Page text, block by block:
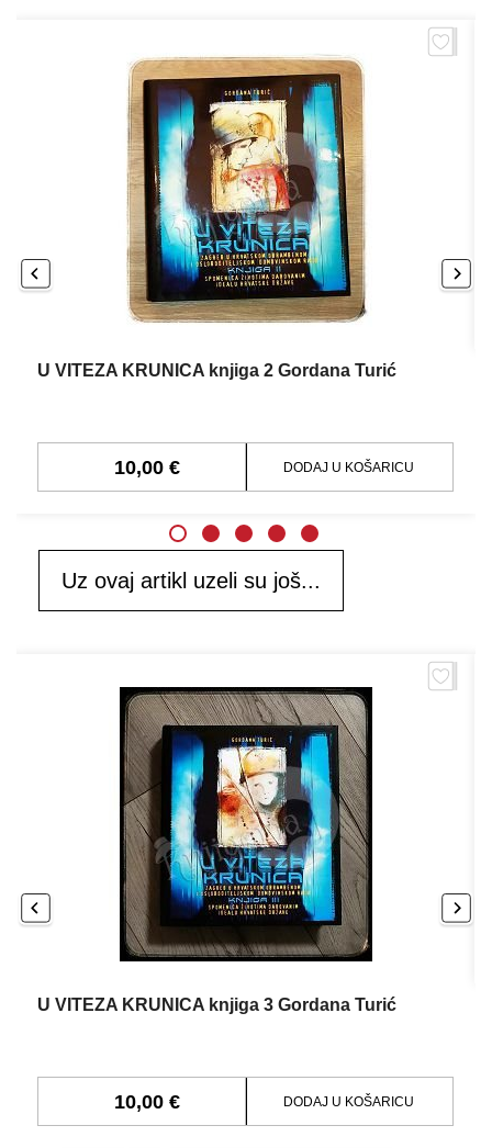
U VITEZA KRUNICA knjiga 2 Gordana Turić
10,00 € DODAJ U KOŠARICU
Uz ovaj artikl uzeli su još...
U VITEZA KRUNICA knjiga 3 Gordana Turić
10,00 € DODAJ U KOŠARICU